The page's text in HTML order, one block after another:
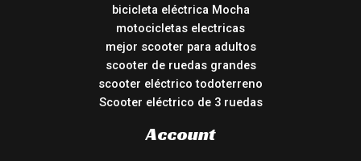
bicicleta eléctrica Mocha
motocicletas electricas
mejor scooter para adultos
scooter de ruedas grandes
scooter eléctrico todoterreno
Scooter eléctrico de 3 ruedas
Account